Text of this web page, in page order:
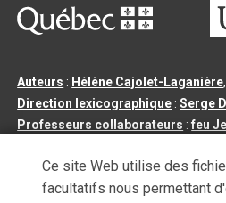
Auteurs : Hélène Cajolet-Laganière,
Direction lexicographique :Serge
Professeurs collaborateurs :feu
Tous droits réservés©Université de
Ce site Web utilise des
facultatifs nous permettant